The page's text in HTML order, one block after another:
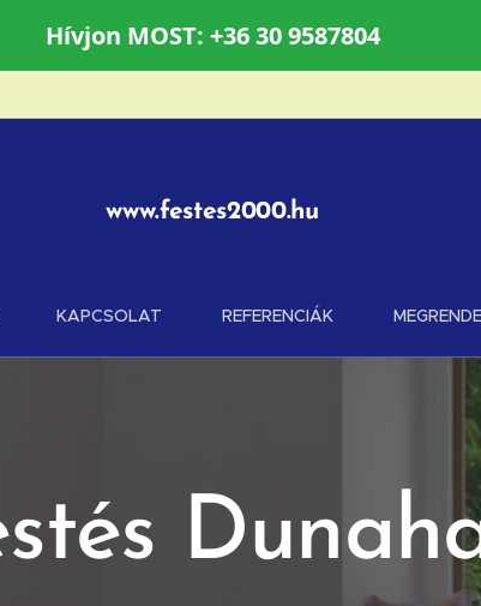
Hívjon MOST: +36 30 9587804
www.festes2000.hu
KAPCSOLAT REFERENCIÁK